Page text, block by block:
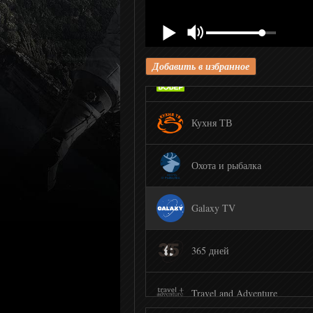
Добавить в избранное
Моя Стихия
Бобёр
Кухня ТВ
Охота и рыбалка
Galaxy TV
365 дней
Travel and Adventure